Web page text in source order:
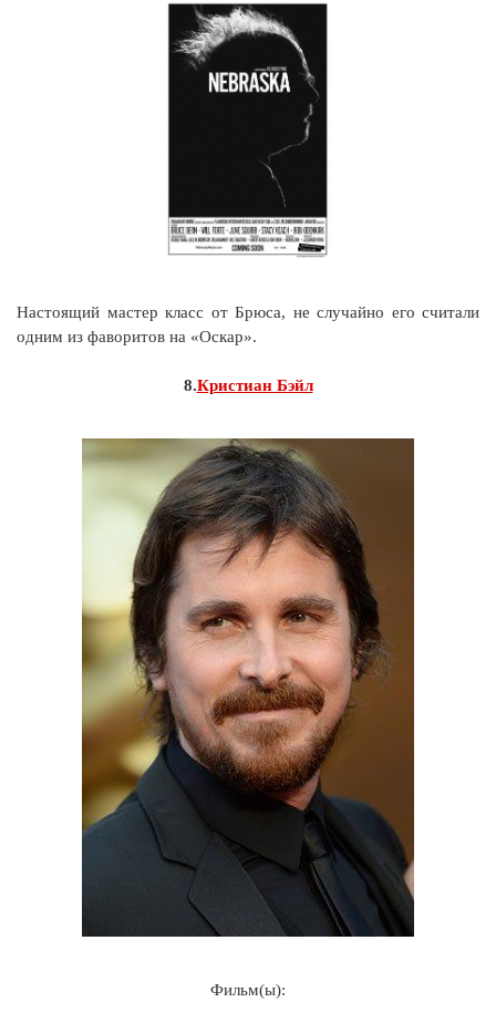
Настоящий мастер класс от Брюса, не случайно его считали
одним из фаворитов на «Оскар».
8.Кристиан Бэйл
Фильм(ы):